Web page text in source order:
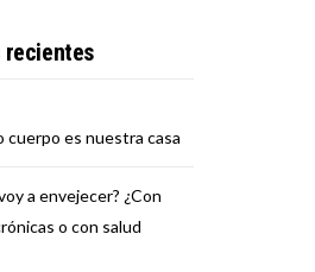
recientes
cuerpo es nuestra casa
a envejecer? ¿Con
o con salud